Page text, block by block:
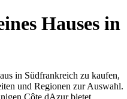
Hauses in
in Südfrankreich zu kaufen,
und Regionen zur Auswahl.
Côte dAzur bietet